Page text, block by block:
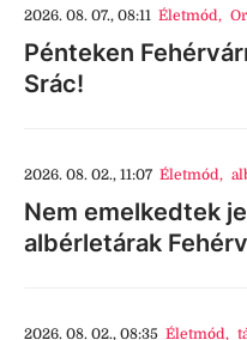
2026. 08. 07., 08:11 Életmód,
Pénteken
Srác!
2026. 08. 02., 11:07 Életmód,
Nem emelkedtek
albérletárak
2026. 08. 02., 08:35 Életmód,